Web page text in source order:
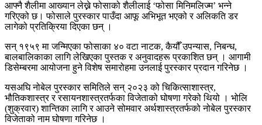
आफ्नै शैलीमा आख्यान लेख्ने फोसाको शैलीलाई ‘फोसा मिनिमलिज्म’ भन्ने
गरिएको छ। फोसाले पुरस्कार पाउँदा आफू अभिभूत भएको र अलिकति डर
लागेको प्रतिक्रिया दिएका छन् ।
सन् १९५९ मा जन्मिएका फोसाका ४० वटा नाटक, कैयौँ उपन्यास, निबन्ध,
बालबालिकाका लागि लेखिएका पुस्तक र अनुवादहरू प्रकाशित छन् । आगामी
डिसेम्बरमा आयोजना हुने विशेष समारोहमा उनलाई पुरस्कार प्रदान गरिनेछ ।
यसअघि नोबेल पुरस्कार समितिले सन् २०२३ को चिकित्साशास्त्र,
भौतिकशास्त्र र रसायनशास्त्रतर्फका विजेताको घोषणा गरेको थियो । भोलि
(शुक्रवार) शान्तिका लागि र आउने सोमवार अर्थशास्त्रतर्फको नोबेल पुरस्कार
विजेताको नाम घोषणा गरिनेछ ।